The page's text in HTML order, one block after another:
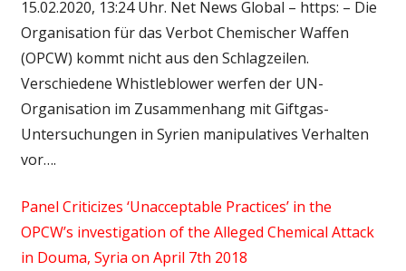
15.02.2020, 13:24 Uhr. Net News Global – https: – Die
Organisation für das Verbot Chemischer Waffen
(OPCW) kommt nicht aus den Schlagzeilen.
Verschiedene Whistleblower werfen der UN-
Organisation im Zusammenhang mit Giftgas-
Untersuchungen in Syrien manipulatives Verhalten
vor….
Panel Criticizes ‘Unacceptable Practices’ in the
OPCW’s investigation of the Alleged Chemical Attack
in Douma, Syria on April 7th 2018